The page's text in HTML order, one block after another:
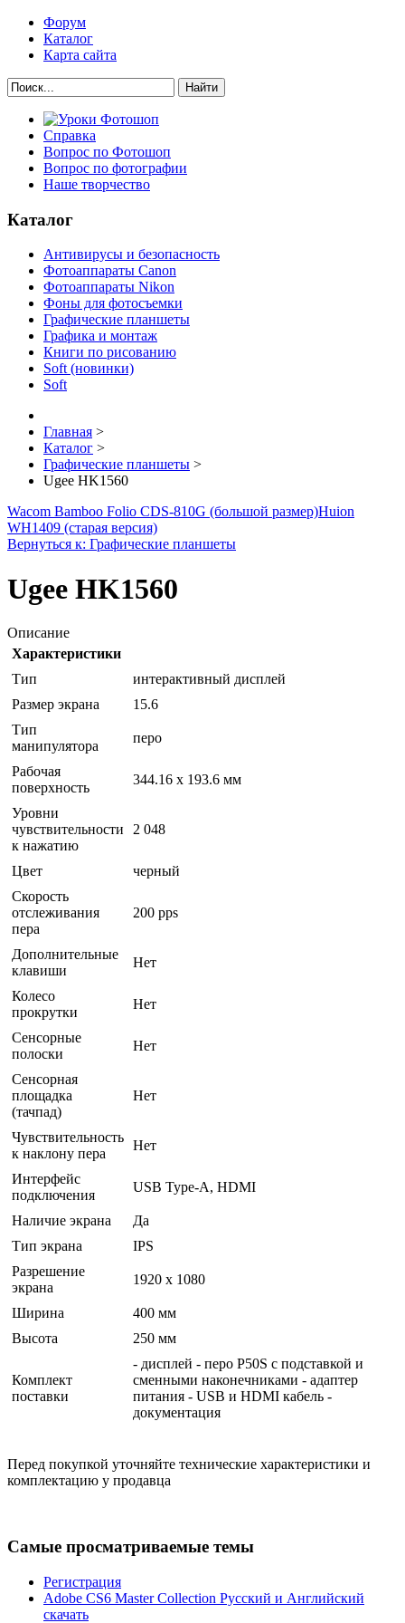
Форум
Каталог
Карта сайта
Найти
Справка
Вопрос по Фотошоп
Вопрос по фотографии
Наше творчество
Каталог
Антивирусы и безопасность
Фотоаппараты Canon
Фотоаппараты Nikon
Фоны для фотосъемки
Графические планшеты
Графика и монтаж
Книги по рисованию
Soft (новинки)
Soft
Главная >
Каталог >
Графические планшеты >
Ugee HK1560
Wacom Bamboo Folio CDS-810G (большой размер)Huion
WH1409 (старая версия)
Вернуться к: Графические планшеты
Ugee HK1560
Описание
Характеристики
Тип
интерактивный дисплей
Размер экрана
15.6
Тип
манипулятора
перо
Рабочая
поверхность
344.16 x 193.6 мм
Уровни
чувствительности
к нажатию
2 048
Цвет
черный
Скорость
отслеживания
пера
200 pps
Дополнительные
клавиши
Нет
Колесо
прокрутки
Нет
Сенсорные
полоски
Нет
Сенсорная
площадка
(тачпад)
Нет
Чувствительность
к наклону пера
Нет
Интерфейс
подключения
USB Type-A, HDMI
Наличие экрана
Да
Тип экрана
IPS
Разрешение
экрана
1920 x 1080
Ширина
400 мм
Высота
250 мм
Комплект
поставки
- дисплей - перо P50S с подставкой и
сменными наконечниками - адаптер
питания - USB и HDMI кабель -
документация
Перед покупкой уточняйте технические характеристики и
комплектацию у продавца
Самые просматриваемые темы
Регистрация
Adobe CS6 Master Collection Русский и Английский
скачать